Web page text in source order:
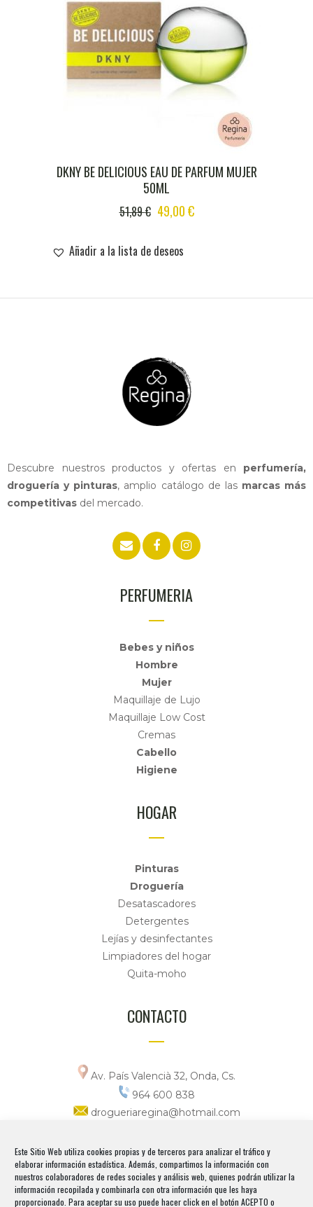
Este Sitio Web utiliza cookies propias y de terceros para analizar el tráfico y
elaborar información estadística. Además, compartimos la información con
nuestros colaboradores de redes sociales y análisis web, quienes podrán utilizar la
información recopilada y combinarla con otra información que les haya
proporcionado. Para aceptar su uso puede hacer click en el botón ACEPTO o
DKNY BE DELICIOUS EAU DE PARFUM MUJER
50ML
51,89€ ORIGINAL
WAS:
51,89 €.
49,00€CURRENT
Añadir a la lista de deseos
Descubre nuestros productos y ofertas en perfumería,
droguería y pinturas, amplio catálogo de las marcas más
competitivas del mercado.
PERFUMERIA
Bebes y niños
Hombre
Mujer
Maquillaje de Lujo
Maquillaje Low Cost
Cremas
Cabello
Higiene
HOGAR
Pinturas
Droguería
Desatascadores
Detergentes
Lejías y desinfectantes
Limpiadores del hogar
Quita-moho
CONTACTO
Av. País Valencià 32, Onda, Cs.
964 600 838
drogueriaregina@hotmail.com
Horario
Lunes a viernes
9:00_13:30 / 17:00_20:00